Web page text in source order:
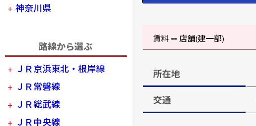
神奈川県
路線から選ぶ
ＪＲ京浜東北・根岸線
ＪＲ常磐線
ＪＲ総武線
ＪＲ中央線
賃料 -- 店舗(建一部)
所在地
交通